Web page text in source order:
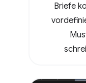
Briefe